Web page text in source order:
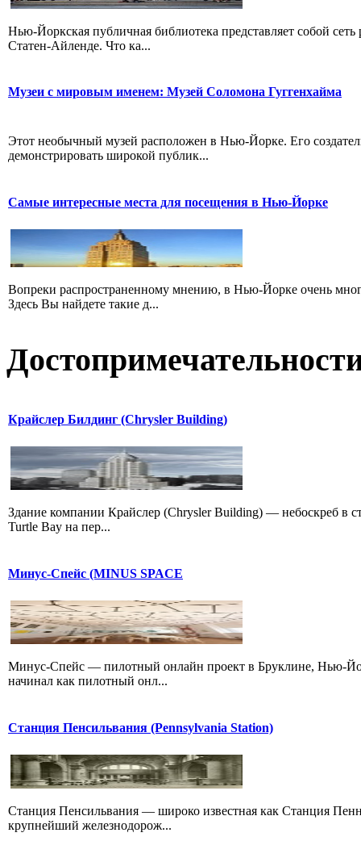
Нью-Йоркская публичная библиотека представляет собой
Статен-Айленде. Что ка...
Музеи с мировым именем: Музей Соломона Гуггенхайма
Этот необычный музей расположен в Нью-Йорке. Его
демонстрировать широкой публик...
Самые интересные места для посещения в Нью-Йорке
Вопреки распространенному мнению, в Нью-Йорке очень
Здесь Вы найдете такие д...
Крайслер Билдинг (Chrysler Building)
Здание компании Крайслер (Chrysler Building) — небоскреб в
Turtle Bay на пер...
Минус-Спейс (MINUS SPACE
Минус-Спейс — пилотный онлайн проект в Бруклине, Нью-
начинал как пилотный онл...
Станция Пенсильвания (Pennsylvania Station)
Станция Пенсильвания — широко известная как Станция
крупнейший железнодорож...